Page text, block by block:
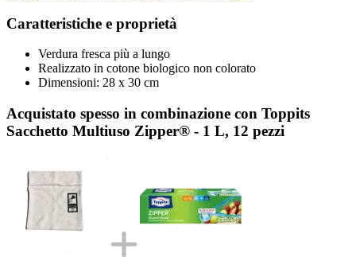
Caratteristiche e proprietà
Verdura fresca più a lungo
Realizzato in cotone biologico non colorato
Dimensioni: 28 x 30 cm
Acquistato spesso in combinazione con Toppits
Sacchetto Multiuso Zipper® - 1 L, 12 pezzi